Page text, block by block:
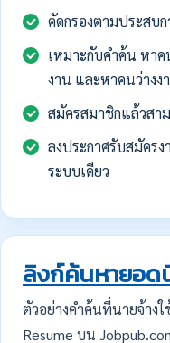
คัดกรองตามประสบ
เหมาะกับคำค้น หา
งาน และหาคนว่างง
สมัครสมาชิกแล้วสา
ลงประกาศรับสมัคร
ระบบเดียว
ลิงก์ค้นหายอด
ตัวอย่างคำค้นที่นายจ้าง
Resume บน